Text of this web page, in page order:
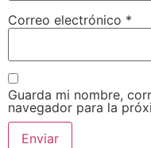
Correo electrónico *
Guarda mi nombre,
navegador para la